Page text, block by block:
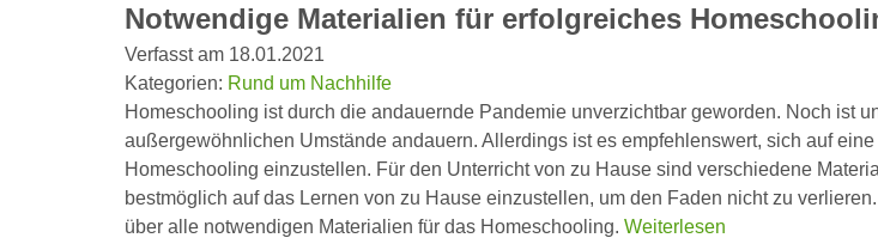
Notwendige Materialien für erfolgreiches
Verfasst am 18.01.2021
Kategorien: Rund um Nachhilfe
Homeschooling ist durch die andauernde Pandemie unverzichtbar geworden. Noch ist
außergewöhnlichen Umstände andauern. Allerdings ist es empfehlenswert, sich auf
Homeschooling einzustellen. Für den Unterricht von zu Hause sind verschiedene
bestmöglich auf das Lernen von zu Hause einzustellen, um den Faden nicht zu
über alle notwendigen Materialien für das Homeschooling. Weiterlesen